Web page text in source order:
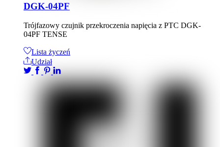
DGK-04PF
Trójfazowy czujnik przekroczenia napięcia z PTC DGK-
04PF TENSE
Lista życzeń
Udział